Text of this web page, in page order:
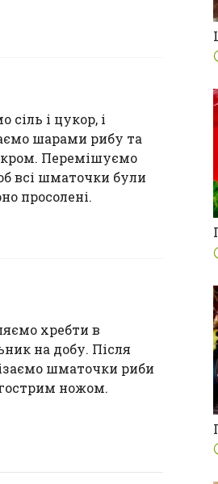
сіль і цукор, і
шарами рибу та
Перемішуємо
всі шматочки були
просолені.
хребти в
на добу. Після
шматочки риби
гострим ножом.